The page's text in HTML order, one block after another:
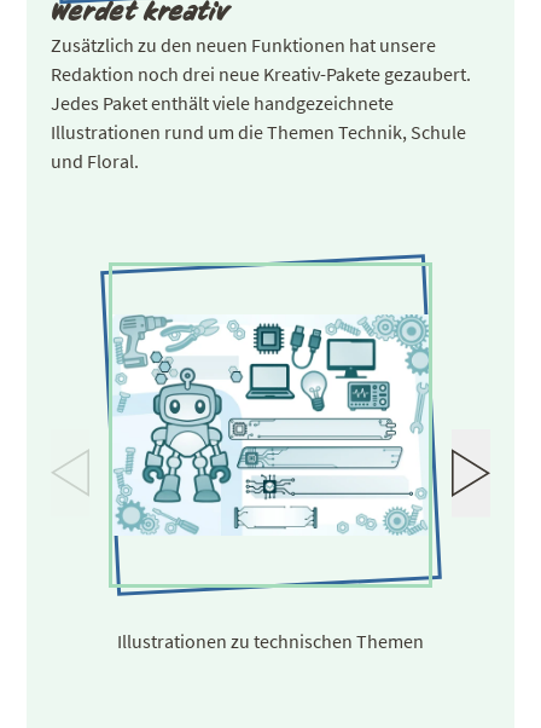
Werdet kreativ
Zusätzlich zu den neuen Funktionen hat unsere
Redaktion noch drei neue Kreativ-Pakete gezaubert.
Jedes Paket enthält viele handgezeichnete
Illustrationen rund um die Themen Technik, Schule
und Floral.
Illustrationen zu technischen Themen